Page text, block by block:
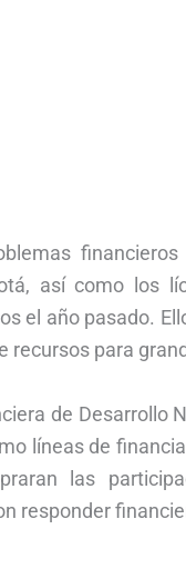
así como los
el año pasado.
recursos para
de Desarrollo
líneas de
las
responder